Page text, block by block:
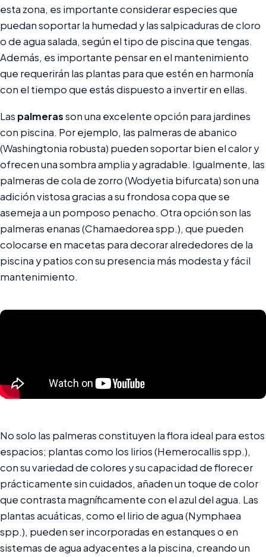
esta zona, es importante considerar especies que
puedan soportar la humedad y las salpicaduras de cloro
o de agua salada, según el tipo de piscina que tengas.
Además, es importante pensar en el mantenimiento
que requerirán las plantas para que estén en harmonía
con el tiempo que estás dispuesto a invertir en ellas.
Las palmerasson una excelente opción para jardines
con piscina. Por ejemplo, las palmeras de abanico
(Washingtonia robusta) pueden soportar bien el calor y
ofrecen una sombra amplia y agradable. Igualmente, las
palmeras de cola de zorro (Wodyetia bifurcata) son una
adición vistosa gracias a su frondosa copa que se
asemeja a un pomposo penacho. Otra opción son las
palmeras enanas (Chamaedorea spp.), que pueden
colocarse en macetas para decorar alrededores de la
piscina y patios con su presencia más modesta y fácil
mantenimiento.
No solo las palmeras constituyen la flora ideal para estos
espacios; plantas como los lirios (Hemerocallis spp.),
con su variedad de colores y su capacidad de florecer
prácticamente sin cuidados, añaden un toque de color
que contrasta magníficamente con el azul del agua. Las
plantas acuáticas, como el lirio de agua (Nymphaea
spp.), pueden ser incorporadas en estanques o en
sistemas de agua adyacentes a la piscina, creando un